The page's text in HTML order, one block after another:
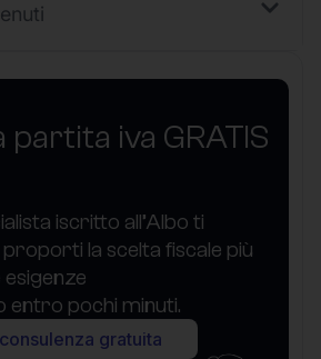
iva GRATIS
iscritto all’Albo ti
la scelta fiscale più
entro pochi minuti.
gratuita